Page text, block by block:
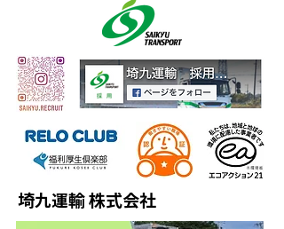
埼九運輸 株式会社